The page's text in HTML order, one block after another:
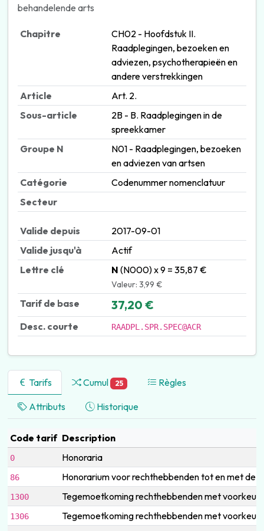
behandelende arts
Chapitre
CH02 - Hoofdstuk II.
Raadplegingen, bezoeken en
adviezen, psychotherapieën en
andere verstrekkingen
Article
Art. 2.
Sous-article
2B - B. Raadplegingen in de
spreekkamer
Groupe N
N01 - Raadplegingen, bezoeken
en adviezen van artsen
Catégorie
Codenummer nomenclatuur
Secteur
Valide depuis
2017-09-01
Valide jusqu'à
Actif
Lettre clé
N (N000) x 9 = 35,87 €
Valeur: 3,99 €
Tarif de base 37,20 €
Desc. courte RAADPL.SPR.SPEC@ACR
Tarifs Cumul 25 Règles
Attributs Historique
Code tarif Description
0 Honoraria
86 Honorarium voor rechthebbenden tot en met de
1300 Tegemoetkoming rechthebbenden met
1306 Tegemoetkoming rechthebbenden met